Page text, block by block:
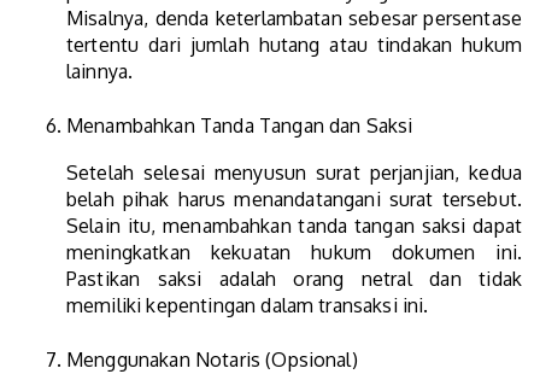
Misalnya, denda keterlambatan sebesar persentase
tertentu dari jumlah hutang atau tindakan hukum
lainnya.
Menambahkan Tanda Tangan dan Saksi
Setelah selesai menyusun surat perjanjian, kedua
belah pihak harus menandatangani surat tersebut.
Selain itu, menambahkan tanda tangan saksi dapat
meningkatkan kekuatan hukum dokumen ini.
Pastikan saksi adalah orang netral dan tidak
memiliki kepentingan dalam transaksi ini.
Menggunakan Notaris (Opsional)